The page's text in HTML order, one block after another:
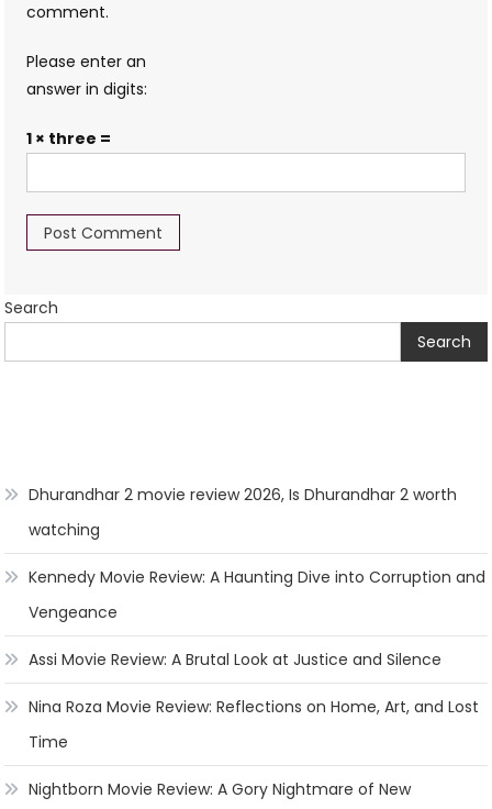
comment.
Please enter an
answer in digits:
1 × three =
Search
Search
Dhurandhar 2 movie review 2026, Is Dhurandhar 2 worth
watching
Kennedy Movie Review: A Haunting Dive into Corruption and
Vengeance
Assi Movie Review: A Brutal Look at Justice and Silence
Nina Roza Movie Review: Reflections on Home, Art, and Lost
Time
Nightborn Movie Review: A Gory Nightmare of New